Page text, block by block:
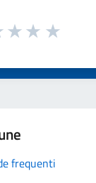
frequenti